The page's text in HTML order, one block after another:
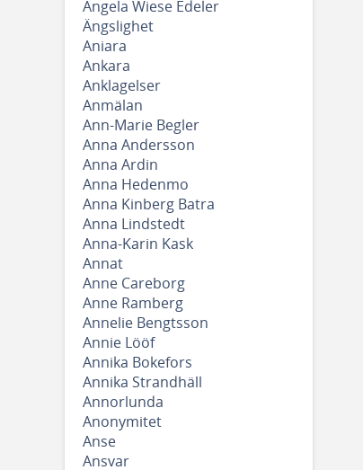
Angela Wiese Edeler
Ängslighet
Aniara
Ankara
Anklagelser
Anmälan
Ann-Marie Begler
Anna Andersson
Anna Ardin
Anna Hedenmo
Anna Kinberg Batra
Anna Lindstedt
Anna-Karin Kask
Annat
Anne Careborg
Anne Ramberg
Annelie Bengtsson
Annie Lööf
Annika Bokefors
Annika Strandhäll
Annorlunda
Anonymitet
Anse
Ansvar